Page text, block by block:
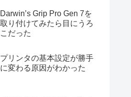
Darwin’s Grip Pro Gen 7を
取り付けてみたら目にうろ
こだった
プリンタの基本設定が勝手
に変わる原因がわかった